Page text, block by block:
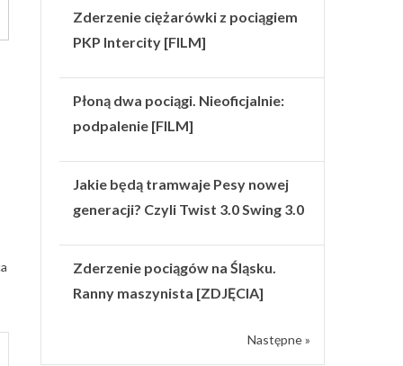
Zderzenie ciężarówki z pociągiem
PKP Intercity [FILM]
Płoną dwa pociągi. Nieoficjalnie:
podpalenie [FILM]
Jakie będą tramwaje Pesy nowej
generacji? Czyli Twist 3.0 Swing 3.0
Zderzenie pociągów na Śląsku.
Ranny maszynista [ZDJĘCIA]
Następne »